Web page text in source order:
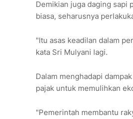
Demikian juga daging sapi
biasa, seharusnya
"Itu asas keadilan dalam
kata Sri Mulyani lagi.
Dalam menghadapi
pajak untuk memulihkan
"Pemerintah membantu